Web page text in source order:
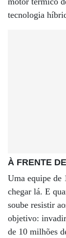
tecnologia
À FRENTE
Uma equipe de
chegar lá. E
soube resistir
objetivo:
de 10 milhões